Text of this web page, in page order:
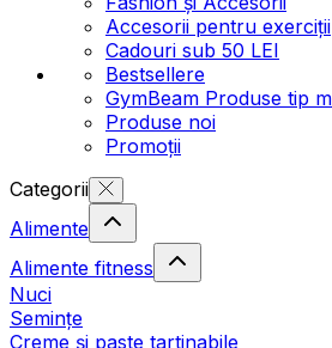
Accesorii pentru exerciții
Cadouri sub 50 LEI
Bestsellere
GymBeam Produse tip
Produse noi
Promoții
Categorii
Alimente
Alimente fitness
Nuci
Semințe
Creme și paste tartinabile